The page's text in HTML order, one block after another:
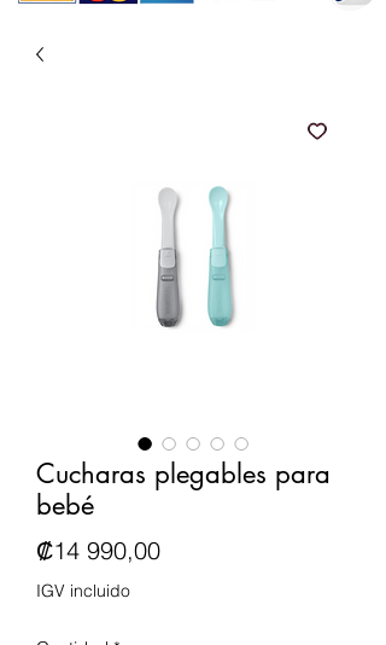
Cucharas plegables para
bebé
₡14 990,00Precio
IGV incluido